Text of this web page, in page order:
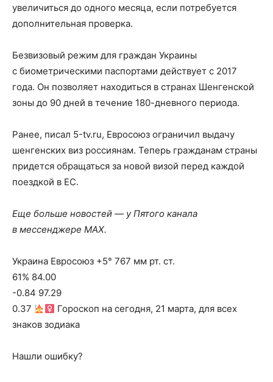
увеличиться до одного месяца, если потребуется
дополнительная проверка.
Безвизовый режим для граждан Украины
с биометрическими паспортами действует с 2017
года. Он позволяет находиться в странах Шенгенской
зоны до 90 дней в течение 180-дневного периода.
Ранее, писал 5-tv.ru, Евросоюз ограничил выдачу
шенгенских виз россиянам. Теперь гражданам страны
придется обращаться за новой визой перед каждой
поездкой в ЕС.
Еще больше новостей — у Пятого канала
в мессенджере MAX.
Украина Евросоюз +5° 767 мм рт. ст.
61% 84.00
-0.84 97.29
0.37
Гороскоп на сегодня, 21 марта, для всех
знаков зодиака
Нашли ошибку?